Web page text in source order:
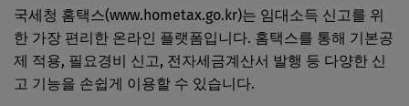
국세청 홈택스(www.hometax.go.kr)는 임대소득 신고를 위
한 가장 편리한 온라인 플랫폼입니다. 홈택스를 통해 기본공
제 적용, 필요경비 신고, 전자세금계산서 발행 등 다양한 신
고 기능을 손쉽게 이용할 수 있습니다.